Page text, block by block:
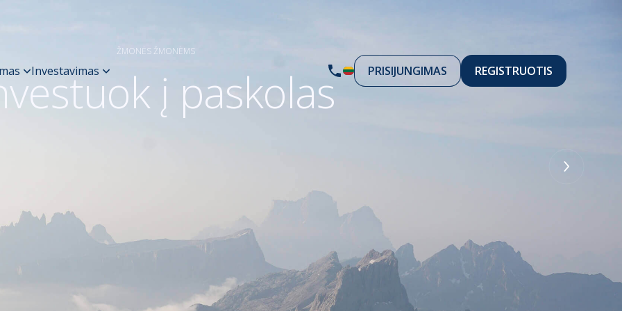
PRISIJUNGIMAS REGISTRUOTIS
ŽMONĖS ŽMONĖMS
į paskolas